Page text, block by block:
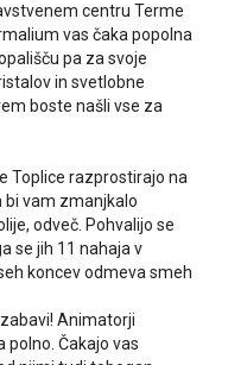
centru Terme
vas čaka popolna
pa za svoje
in svetlobne
boste našli vse za
Toplice razprostirajo na
bi vam zmanjkalo
odveč. Pohvalijo se
se jih 11 nahaja v
koncev odmeva smeh
Animatorji
polno. Čakajo vas